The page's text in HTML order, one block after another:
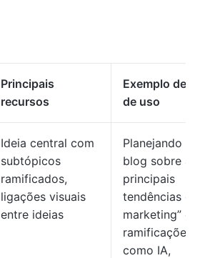
Principais
recursos
Exemplo de
de uso
Ideia central com
subtópicos
ramificados,
ligações visuais
entre ideias
Planejando
blog sobre as
principais
tendências de
marketing”
ramificações
como IA,